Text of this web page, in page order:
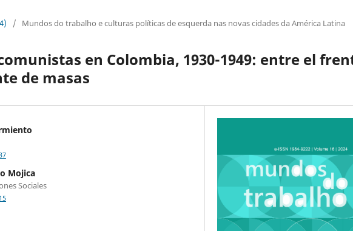
/ Mundos do trabalho e culturas políticas de esquerda nas novas cidades da América Latina
en Colombia, 1930-1949: entre el
de masas
Mojica
Sociales